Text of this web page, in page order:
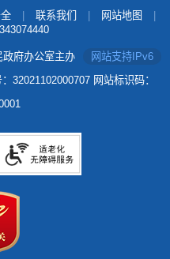
联系我们 网站地图
343074440
府办公室主办
网站支持IPv6
32021102000707 网站标识码：